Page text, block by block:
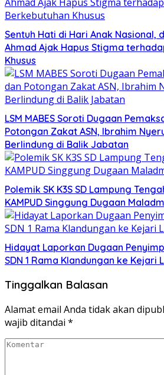
Sentuh Hati di Hari Anak Nasional,
Ahmad Ajak Hapus Stigma
Khusus
LSM MABES Soroti Dugaan
Potongan Zakat ASN, Ibrahim
Berlindung di Balik Jabatan
Polemik SK K3S SD Lampung
KAMPUD Singgung Dugaan
Hidayat Laporkan Dugaan
SDN 1 Rama Klandungan ke Kejari
Tinggalkan Balasan
Alamat email Anda tidak akan
wajib ditandai *